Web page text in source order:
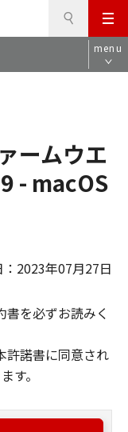
メ
ニ
ュ
menu
ームウエ
- macOS
：2023年07月27日
を必ずお読みく
許諾書に同意され
す。